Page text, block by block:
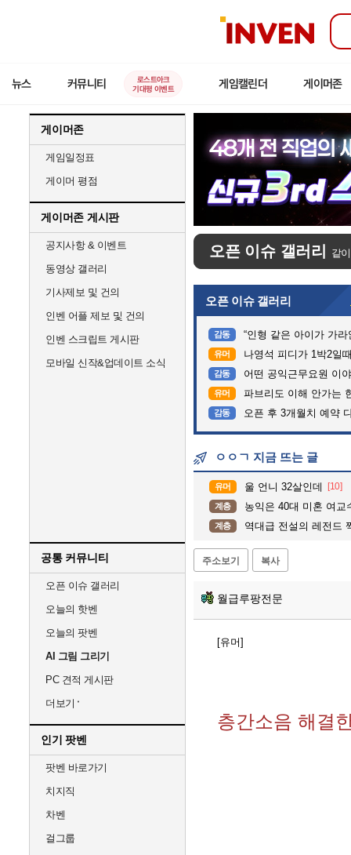
인
뉴스 커뮤니티
로스트아크
기대평 이벤트
게임캘린더 게이머존
게이머존
게임일정표
게이머 평점
게이머존 게시판
공지사항 & 이벤트
동영상 갤러리
기사제보 및 건의
인벤 어플 제보 및 건의
인벤 스크립트 게시판
모바일 신작&업데이트 소식
공통 커뮤니티
오픈 이슈 갤러리
오늘의 핫벤
오늘의 팟벤
AI 그림 그리기
PC 견적 게시판
더보기
인기 팟벤
팟벤 바로가기
치지직
차벤
걸그룹
오픈 이슈 갤러리 같
오픈 이슈 갤러리
감동 “인형 같은 아이가 가라앉는데
유머 나영석 피디가 1박2일
감동 어떤 공익근무요원 이
유머 파브리도 이해 안가는
감동 오픈 후 3개월치 예약
ㅇㅇㄱ 지금 뜨는 글
유머 울 언니 32살인데 [10]
계층 농익은 40대 미혼 여
계층 역대급 전설의 레전드
주소보기 복사
월급루팡전문
[유머]
층간소음 해결